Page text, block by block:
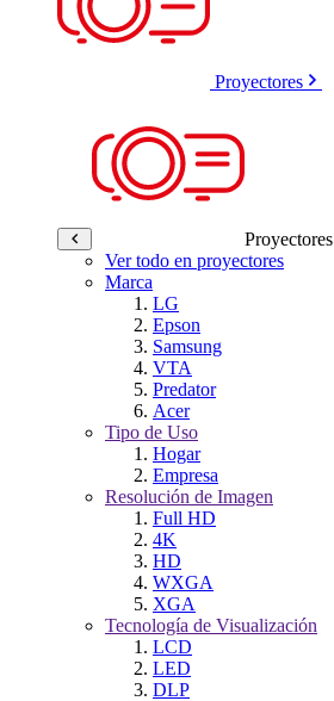
Proyectores
Proyectores
Ver todo en proyectores
Marca
LG
Epson
Samsung
VTA
Predator
Acer
Tipo de Uso
Hogar
Empresa
Resolución de Imagen
Full HD
4K
HD
WXGA
XGA
Tecnología de Visualización
LCD
LED
DLP